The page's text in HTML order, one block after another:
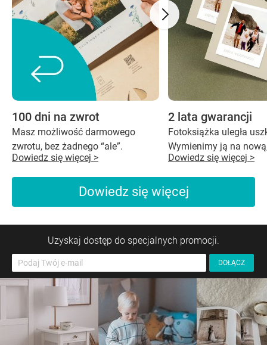
100 dni na zwrot
Masz możliwość darmowego
zwrotu, bez żadnego “ale”.
Dowiedz się więcej >
2 lata gwarancji
Fotoksiążka uległa
Wymienimy ją na
Dowiedz się więcej >
Dowiedz się więcej
Uzyskaj dostęp do specjalnych promocji.